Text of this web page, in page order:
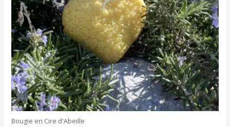
Bougie en Cire d'Abeille